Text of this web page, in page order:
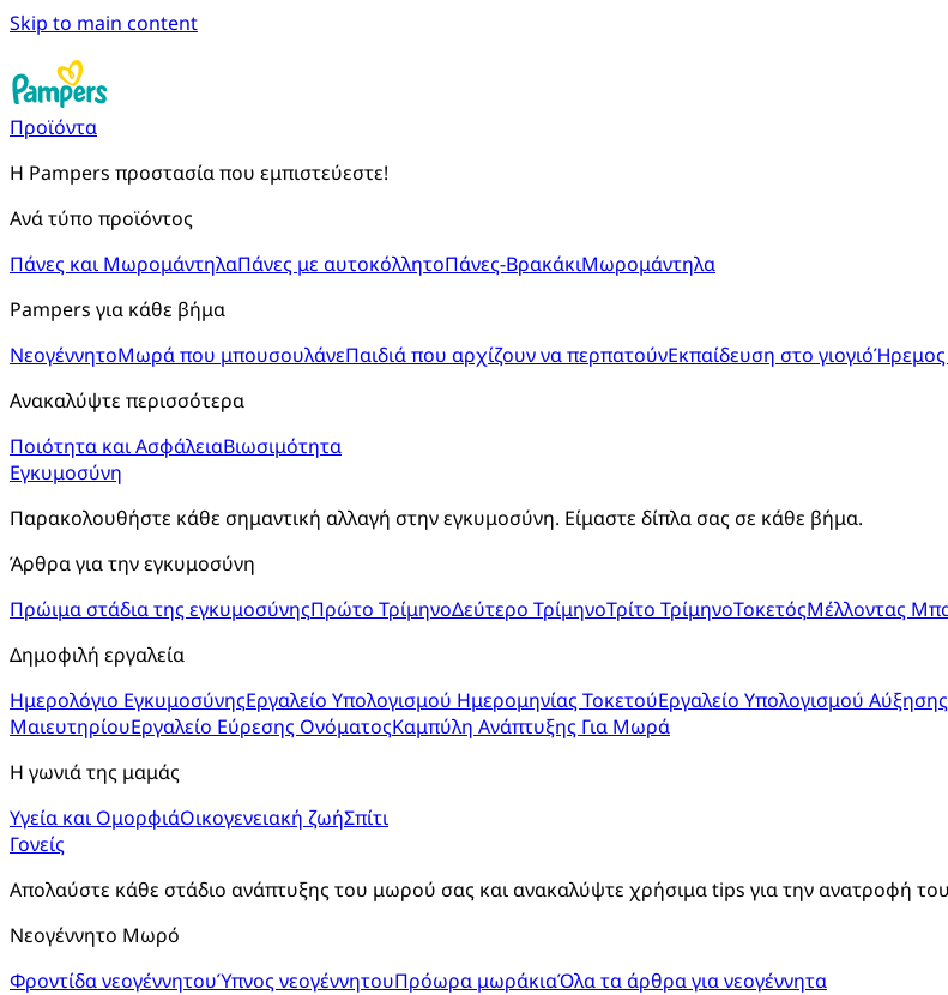
Skip to main content
Προϊόντα
Η Pampers προστασία που εμπιστεύεστε!
Ανά τύπο προϊόντος
Πάνες και ΜωρομάντηλαΠάνες με αυτοκόλλητοΠάνες-ΒρακάκιΜωρομάντηλα
Pampers για κάθε βήμα
ΝεογέννητοΜωρά που μπουσουλάνεΠαιδιά που αρχίζουν να περπατούνΕκπαίδευση στο γιογιόΉρεμος
Ανακαλύψτε περισσότερα
Ποιότητα και ΑσφάλειαΒιωσιμότητα
Εγκυμοσύνη
Παρακολουθήστε κάθε σημαντική αλλαγή στην εγκυμοσύνη. Είμαστε δίπλα σας σε κάθε βήμα.
Άρθρα για την εγκυμοσύνη
Πρώιμα στάδια της εγκυμοσύνηςΠρώτο ΤρίμηνοΔεύτερο ΤρίμηνοΤρίτο ΤρίμηνοΤοκετόςΜέλλοντας
Δημοφιλή εργαλεία
Ημερολόγιο ΕγκυμοσύνηςΕργαλείο Υπολογισμού Ημερομηνίας ΤοκετούΕργαλείο Υπολογισμού
ΜαιευτηρίουΕργαλείο Εύρεσης ΟνόματοςΚαμπύλη Ανάπτυξης Για Μωρά
Η γωνιά της μαμάς
Υγεία και ΟμορφιάΟικογενειακή ζωήΣπίτι
Γονείς
Απολαύστε κάθε στάδιο ανάπτυξης του μωρού σας και ανακαλύψτε χρήσιμα tips για την ανατροφή
Νεογέννητο Μωρό
Φροντίδα νεογέννητουΎπνος νεογέννητουΠρόωρα μωράκιαΌλα τα άρθρα για νεογέννητα